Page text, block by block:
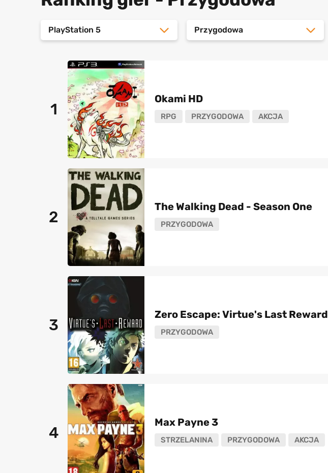
PlayStation 5 Przygodowa
1
Okami HD
RPG PRZYGODOWA AKCJA
2
The Walking Dead - Season One
PRZYGODOWA
3
Zero Escape: Virtue's Last Reward
PRZYGODOWA
4
Max Payne 3
STRZELANINA PRZYGODOWA AKCJA